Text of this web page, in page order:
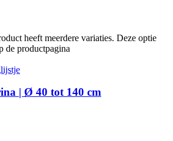
heeft meerdere variaties. Deze optie
de productpagina
| Ø 40 tot 140 cm